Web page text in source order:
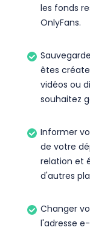
les fonds
OnlyFans.
êtes
vidéos ou
souhaitez
Informer
de votre
relation et
d'autres
Changer
l'adresse